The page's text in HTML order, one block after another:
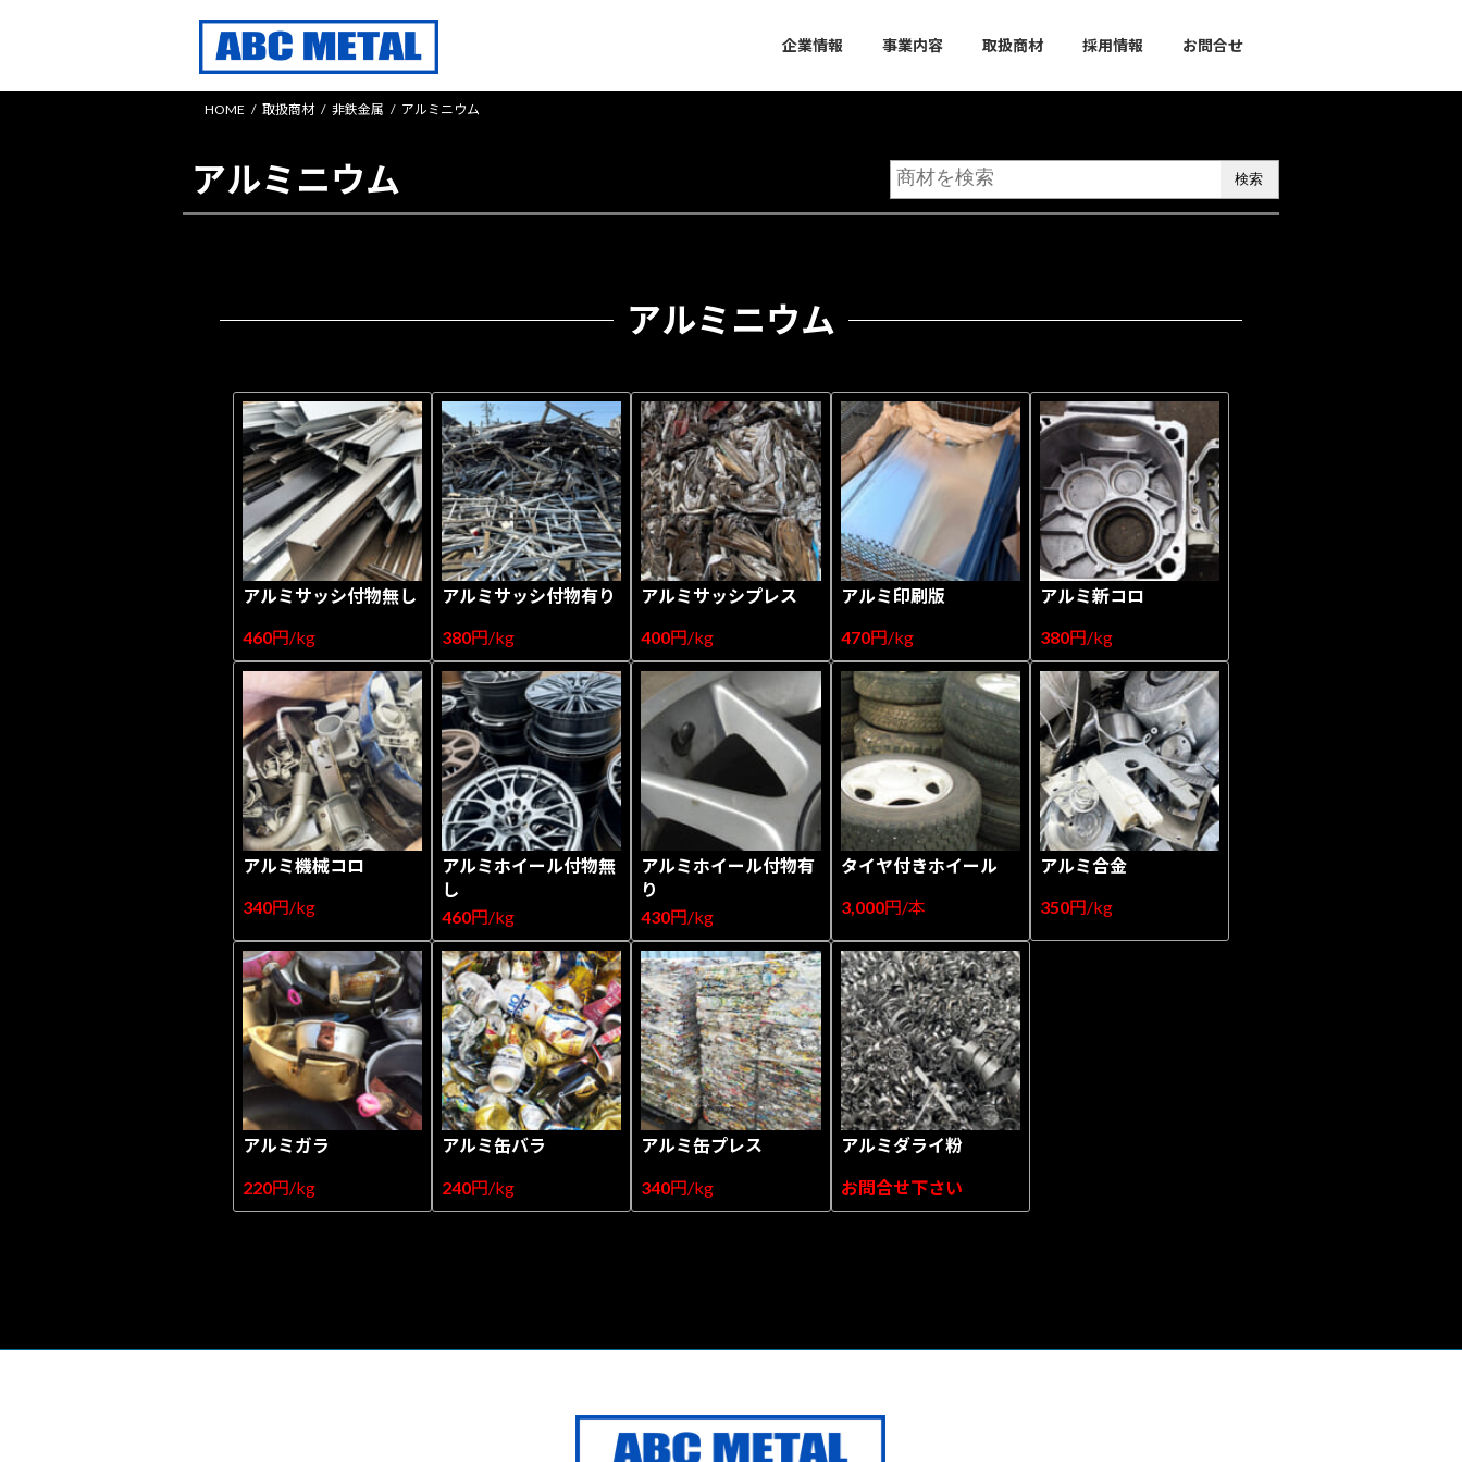
ン
ー
企業情報 事業内容 取扱商材 採用情報 お問合せ
HOME 取扱商材 非鉄金属 アルミニウム
アルミニウム
検
索:
検索
アルミニウム
アルミサッシ付物無し
460円/kg
アルミサッシ付物有り
380円/kg
アルミサッシプレス
400円/kg
アルミ印刷版
470円/kg
アルミ新コロ
380円/kg
アルミ機械コロ
340円/kg
アルミホイール付物無
し
460円/kg
アルミホイール付物有
り
430円/kg
タイヤ付きホイール
3,000円/本
アルミ合金
350円/kg
アルミガラ
220円/kg
アルミ缶バラ
240円/kg
アルミ缶プレス
340円/kg
アルミダライ粉
お問合せ下さい